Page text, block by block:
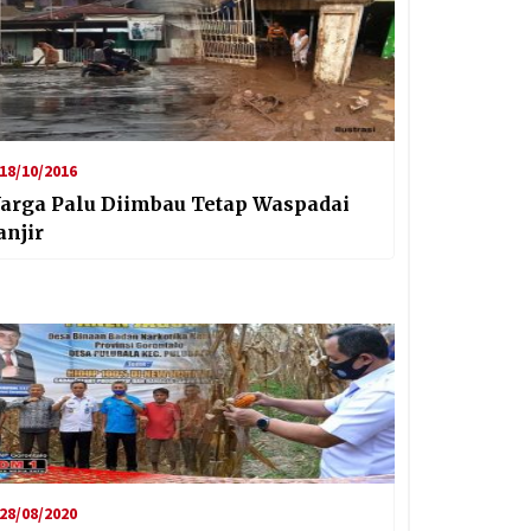
10/2016
Palu Diimbau Tetap Waspadai
08/2020